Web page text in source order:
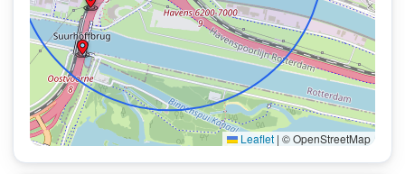
Leaflet | © OpenStreetMap